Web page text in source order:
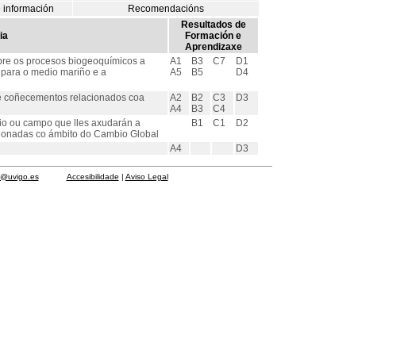
información Recomendacións
Resultados de
Formación e
Aprendizaxe
os procesos biogeoquímicos a
o medio mariño e a
A1
A5
B3
B5
C7
D1
D4
relacionados coa
A2
A4
B2
B3
C3
C4
D3
ou campo que lles axudarán a
co ámbito do Cambio Global
B1 C1 D2
A4 D3
Accesibilidade | Aviso Legal